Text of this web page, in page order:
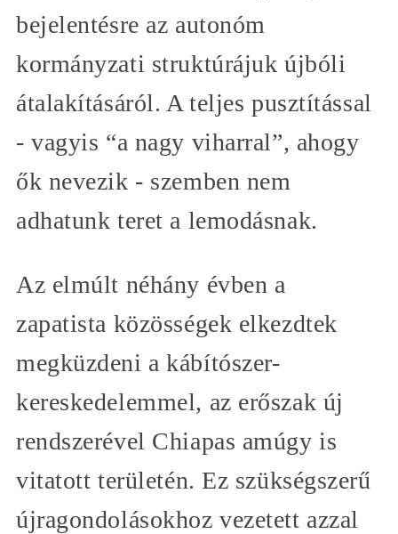
bejelentésre az autonóm
kormányzati struktúrájuk újbóli
átalakításáról. A teljes pusztítással
- vagyis “a nagy viharral”, ahogy
ők nevezik - szemben nem
adhatunk teret a lemodásnak.
Az elmúlt néhány évben a
zapatista közösségek elkezdtek
megküzdeni a kábítószer-
kereskedelemmel, az erőszak új
rendszerével Chiapas amúgy is
vitatott területén. Ez szükségszerű
újragondolásokhoz vezetett azzal